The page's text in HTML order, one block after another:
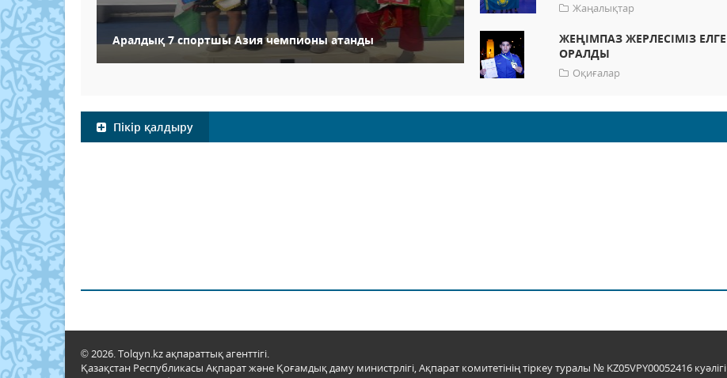
Аралдық 7 спортшы Азия чемпионы атанды
Жаңалықтар
ЖЕҢІМПАЗ ЖЕРЛЕСІМІЗ ЕЛГЕ
ОРАЛДЫ
Оқиғалар
Пікір қалдыру
© 2026. Tolqyn.kz ақпараттық агенттігі.
Қазақстан Республикасы Ақпарат және Қоғамдық даму министрлігі, Ақпарат комитетінің тіркеу туралы № KZ05VPY00052416 куәлігі